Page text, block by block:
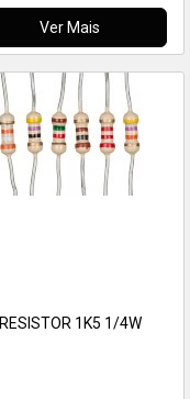
Ver Mais
RESISTOR 1K5 1/4W